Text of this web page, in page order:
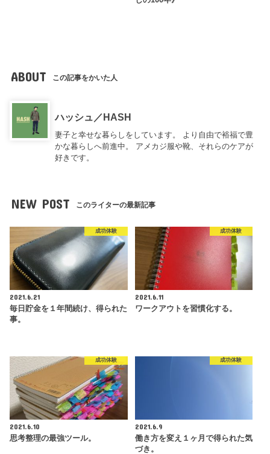
ABOUT この記事をかいた人
ハッシュ／HASH
妻子と幸せな暮らしをしています。 より自由で裕福で豊
かな暮らしへ前進中。 アメカジ服や靴、それらのケアが
好きです。
NEW POST このライターの最新記事
成功体験
2021.6.21
毎日貯金を１年間続け、得られた
事。
成功体験
2021.6.11
ワークアウトを習慣化する。
成功体験
2021.6.10
思考整理の最強ツール。
成功体験
2021.6.9
働き方を変え１ヶ月で得られた気
づき。